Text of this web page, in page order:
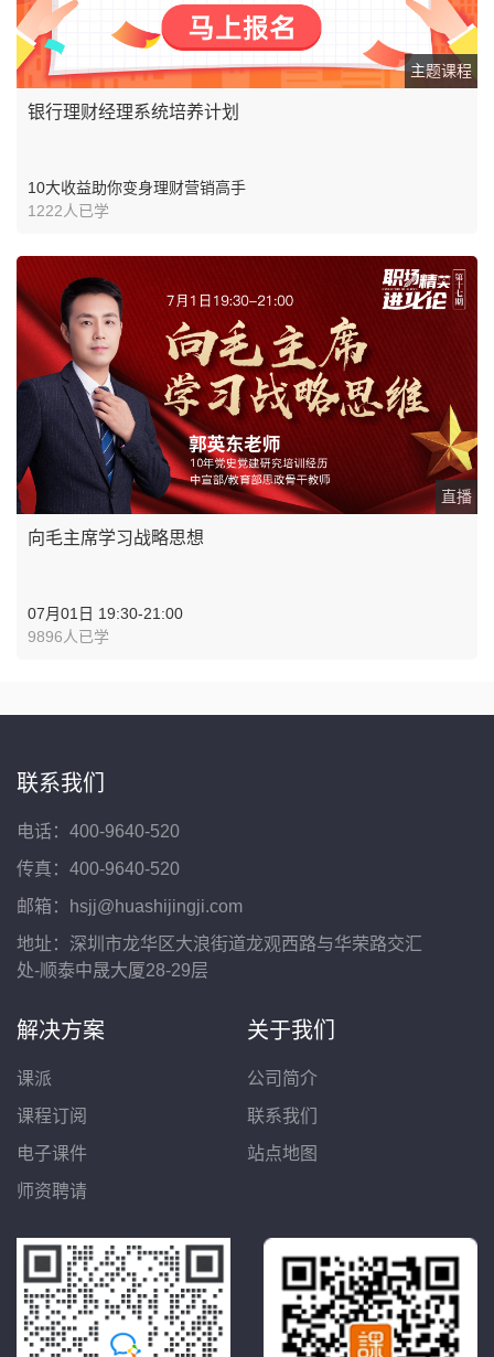
主题课程
银行理财经理系统培养计划
10大收益助你变身理财营销高手
1222人已学
直播
向毛主席学习战略思想
07月01日 19:30-21:00
9896人已学
联系我们
电话：400-9640-520
传真：400-9640-520
邮箱：hsjj@huashijingji.com
地址：深圳市龙华区大浪街道龙观西路与华荣路交汇
处-顺泰中晟大厦28-29层
解决方案
课派
课程订阅
电子课件
师资聘请
关于我们
公司简介
联系我们
站点地图